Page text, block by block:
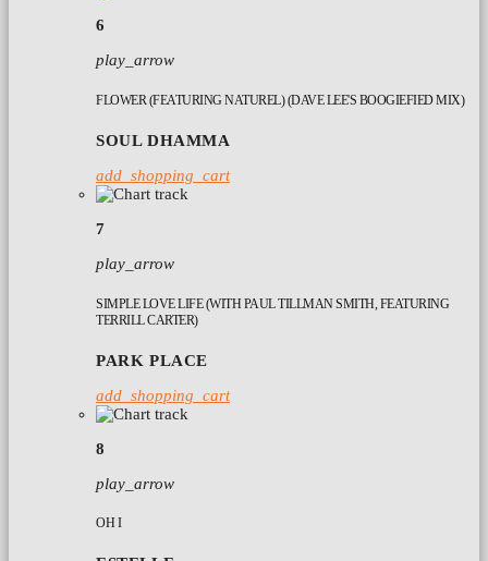
6
play_arrow
FLOWER (FEATURING NATUREL) (DAVE LEE'S BOOGIEFIED MIX)
SOUL DHAMMA
add_shopping_cart
7
play_arrow
SIMPLE LOVE LIFE (WITH PAUL TILLMAN SMITH, FEATURING
TERRILL CARTER)
PARK PLACE
add_shopping_cart
8
play_arrow
OH I